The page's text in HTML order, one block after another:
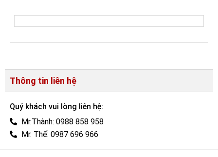
Thông tin liên hệ
Quý khách vui lòng liên hệ:
Mr.Thành: 0988 858 958
Mr. Thế: 0987 696 966